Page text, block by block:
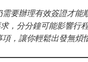
要辦理有效簽證才能
，分分鐘可能影響行
，讓你輕鬆出發無煩